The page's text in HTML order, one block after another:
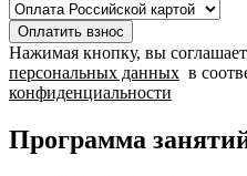
Оплатить взнос
Нажимая кнопку, вы
персональных данных в
конфиденциальности
Программа